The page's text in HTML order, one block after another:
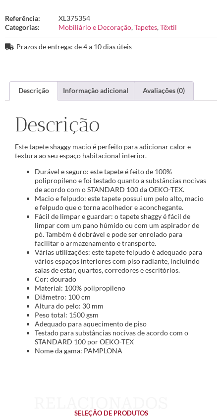
Referência:
XL375354
Categorias:
Mobiliário e Decoração,Tapetes,Têxtil
Prazos de entrega: de 4 a 10 dias úteis
Descrição Informação adicional Avaliações (0)
Descrição
Este tapete shaggy macio é perfeito para adicionar calor e
textura ao seu espaço habitacional interior.
Durável e seguro: este tapete é feito de 100%
polipropileno e foi testado quanto a substâncias nocivas
de acordo com o STANDARD 100 da OEKO-TEX.
Macio e felpudo: este tapete possui um pelo alto, macio
e felpudo que o torna acolhedor e aconchegante.
Fácil de limpar e guardar: o tapete shaggy é fácil de
limpar com um pano húmido ou com um aspirador de
pó. Também é dobrável e pode ser enrolado para
facilitar o armazenamento e transporte.
Várias utilizações: este tapete felpudo é adequado para
vários espaços interiores com piso radiante, incluindo
salas de estar, quartos, corredores e escritórios.
Cor: dourado
Material: 100% polipropileno
Diâmetro: 100 cm
Altura do pelo: 30 mm
Peso total: 1500 gsm
Adequado para aquecimento de piso
Testado para substâncias nocivas de acordo com o
STANDARD 100 por OEKO-TEX
Nome da gama: PAMPLONA
SELEÇÃO DE PRODUTOS